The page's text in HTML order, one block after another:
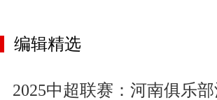
编辑精选
2025中超联赛：河南俱乐